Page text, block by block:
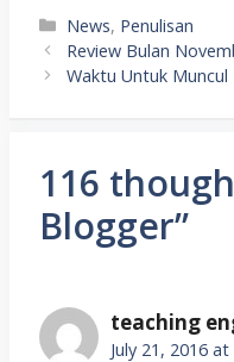
Categories
News, Penulisan
Review Bulan
Waktu Untuk Muncul
116
Blogger”
teaching
July 21, 2016